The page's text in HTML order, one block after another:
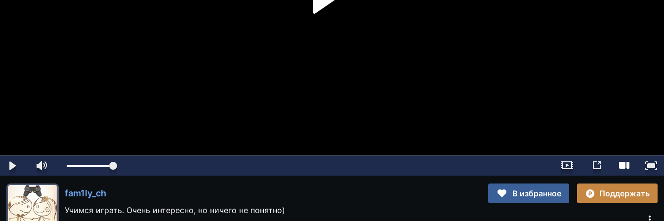
fam1ly_ch В избранное
Поддержать
Учимся играть. Очень интересно, но ничего не понятно)